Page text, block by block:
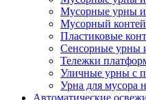
Мусорные урны и
Мусорный
Пластиковые
Сенсорные урны
Тележки
Уличные урны с
Урна для мусора
Автоматические